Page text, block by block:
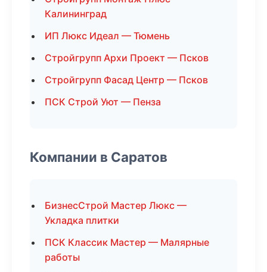
Калининград
ИП Люкс Идеал — Тюмень
Стройгрупп Архи Проект — Псков
Стройгрупп Фасад Центр — Псков
ПСК Строй Уют — Пенза
Компании в Саратов
БизнесСтрой Мастер Люкс —
Укладка плитки
ПСК Классик Мастер — Малярные
работы